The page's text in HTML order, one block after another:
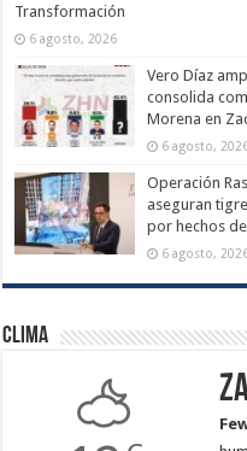
Transformación
6 agosto, 2026
Vero Díaz
consolida
Morena en
6 agosto,
Operación
aseguran
por hechos
6 agosto,
Clima